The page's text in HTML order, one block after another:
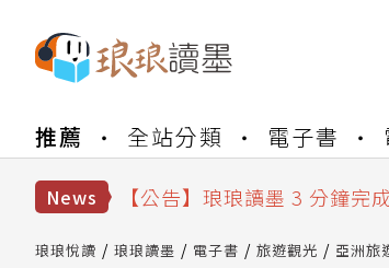
推薦 全站分類 電子書
News
【公告】琅琅讀墨數位閱讀
【公告】琅琅讀墨 3 分鐘完
【公告】琅琅讀墨數位閱讀
琅琅悅讀 琅琅讀墨 電子書 旅遊觀光 亞洲旅